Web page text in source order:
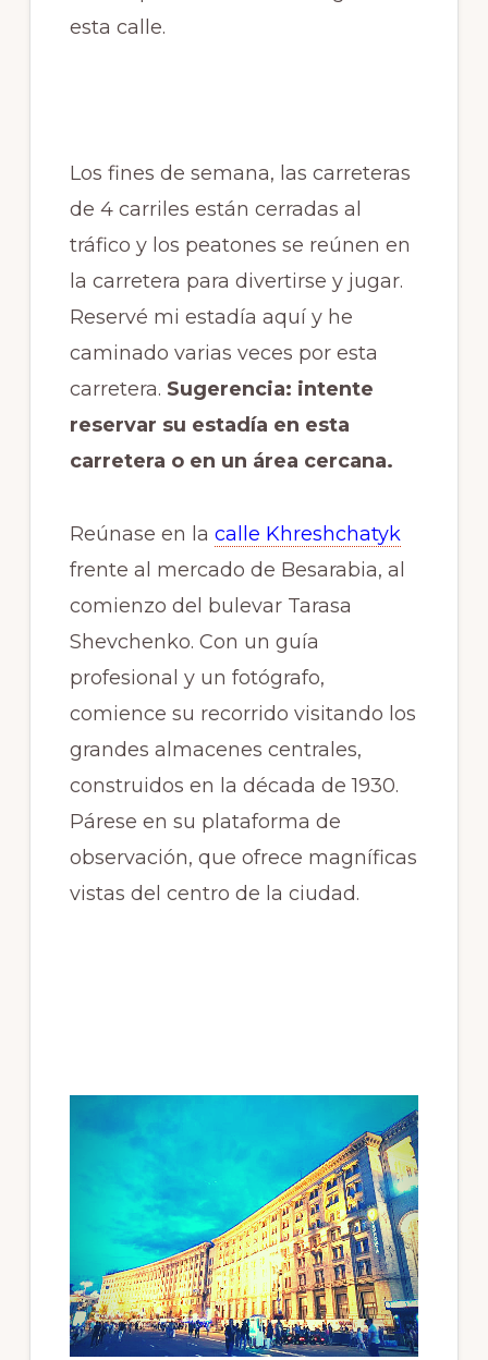
esta calle.
Los fines de semana, las carreteras
de 4 carriles están cerradas al
tráfico y los peatones se reúnen en
la carretera para divertirse y jugar.
Reservé mi estadía aquí y he
caminado varias veces por esta
carretera. Sugerencia: intente
reservar su estadía en esta
carretera o en un área cercana.
Reúnase en la calle Khreshchatyk
frente al mercado de Besarabia, al
comienzo del bulevar Tarasa
Shevchenko. Con un guía
profesional y un fotógrafo,
comience su recorrido visitando los
grandes almacenes centrales,
construidos en la década de 1930.
Párese en su plataforma de
observación, que ofrece magníficas
vistas del centro de la ciudad.